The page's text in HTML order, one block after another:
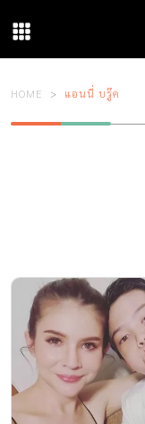
HOME แอนนี่ บรู๊ค